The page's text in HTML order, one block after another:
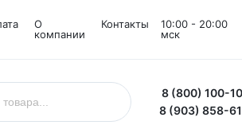
О
компании
Контакты
10:00 - 20:00
мск
8 (800) 100-
8 (903) 858-